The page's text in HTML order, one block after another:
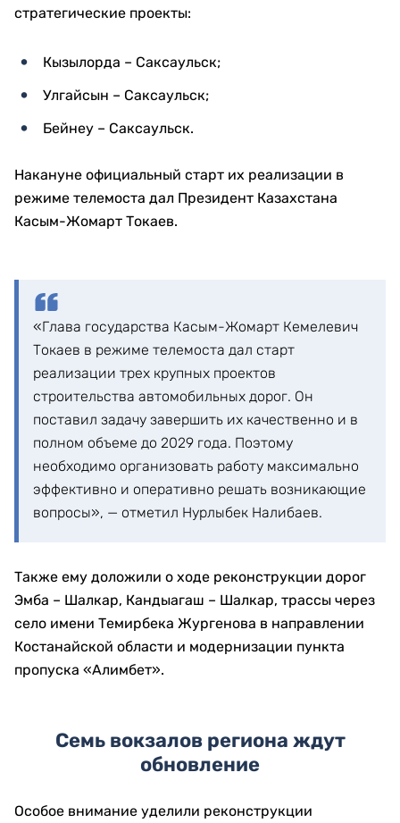
стратегические проекты:
Кызылорда – Саксаульск;
Улгайсын – Саксаульск;
Бейнеу – Саксаульск.
Накануне официальный старт их реализации в
режиме телемоста дал Президент Казахстана
Касым-Жомарт Токаев.
реализации трех крупных проектов
строительства автомобильных дорог. Он
поставил задачу завершить их качественно и в
полном объеме до 2029 года. Поэтому
необходимо организовать работу максимально
Эмба – Шалкар, Кандыагаш – Шалкар, трассы через